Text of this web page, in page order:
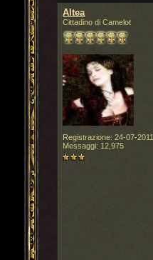
Altea
Cittadino di Camelot
Registrazione: 24-07-2011
Messaggi: 12,975